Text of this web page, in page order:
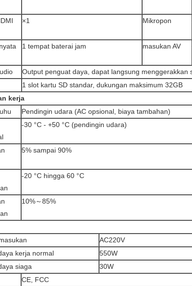
×1 Mikropon
1 tempat baterai jam masukan AV
Output penguat daya, dapat langsung menggerakkan
1 slot kartu SD standar, dukungan maksimum 32GB
kerja
Pendingin udara (AC opsional, biaya tambahan)
-30 °C - +50 °C (pendingin udara)
5% sampai 90%
-20 °C hingga 60 °C
10%～85%
AC220V
kerja normal
550W
siaga
30W
CE, FCC